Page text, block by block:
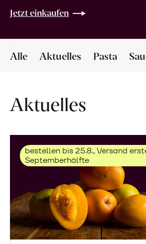
Jetzt einkaufen
Alle Aktuelles Pasta
Aktuelles
bestellen bis 25.8., Versand
Septemberhälfte